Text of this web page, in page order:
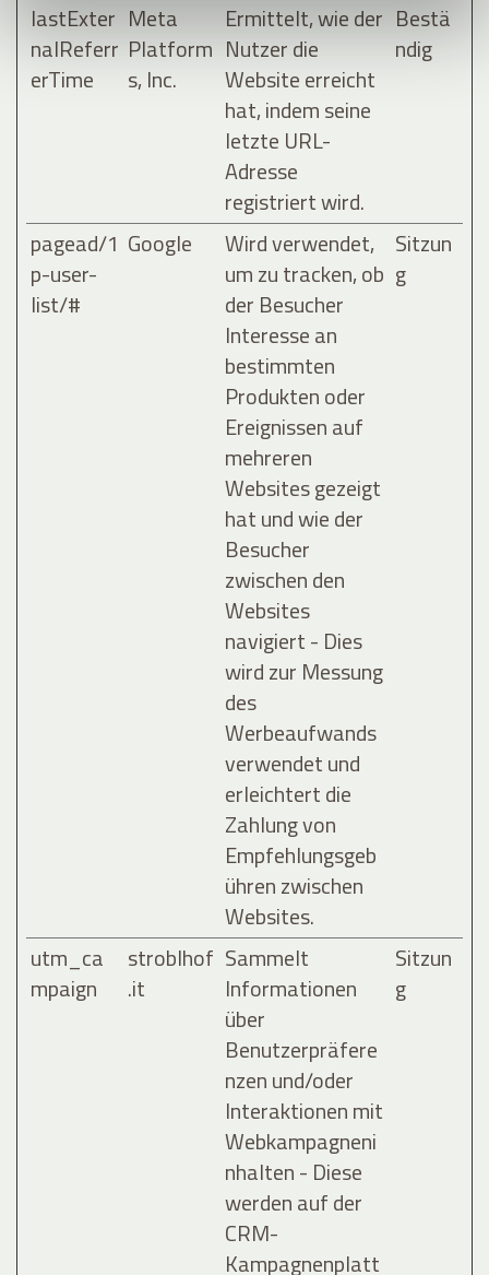
lastExter
nalReferr
erTime
Meta
Platform
s, Inc.
Ermittelt, wie der
Nutzer die
Website erreicht
hat, indem seine
letzte URL-
Adresse
registriert wird.
Bestä
ndig
pagead/1
p-user-
list/#
Google
Wird verwendet,
um zu tracken, ob
der Besucher
Interesse an
bestimmten
Produkten oder
Ereignissen auf
mehreren
Websites gezeigt
hat und wie der
Besucher
zwischen den
Websites
navigiert - Dies
wird zur Messung
des
Werbeaufwands
verwendet und
erleichtert die
Zahlung von
Empfehlungsgeb
ühren zwischen
Websites.
Sitzun
g
utm_ca
mpaign
stroblhof
.it
Sammelt
Informationen
über
Benutzerpräfere
nzen und/oder
Interaktionen mit
Webkampagneni
nhalten - Diese
werden auf der
CRM-
Kampagnenplatt
Sitzun
g